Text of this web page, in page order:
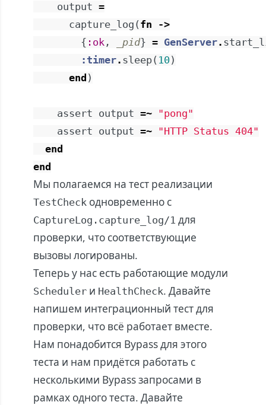
output =
capture_log ( fn
->
{ :ok , _pid} = GenServer.
:timer. sleep( 10)
end )
assert output =~ "pong"
assert output =~ "HTTP Status 404"
end
end
Мы полагаемся на тест реализации
TestCheck одновременно с
CaptureLog.capture_log/1 для
проверки, что соответствующие
вызовы логированы.
Теперь у нас есть работающие модули
Scheduler и HealthCheck. Давайте
напишем интеграционный тест для
проверки, что всё работает вместе.
Нам понадобится Bypass для этого
теста и нам придётся работать с
несколькими Bypass запросами в
рамках одного теста. Давайте